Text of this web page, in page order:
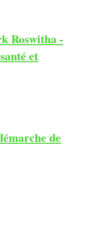
Roswitha -
et
de